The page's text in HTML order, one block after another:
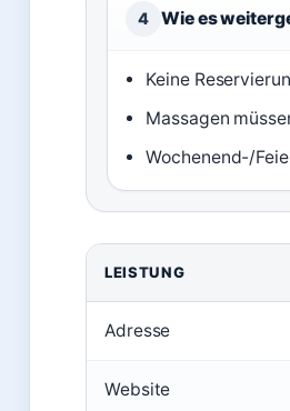
4 Wie es
Keine
Massagen
Wochenend-/
LEISTUNG
Adresse
Website